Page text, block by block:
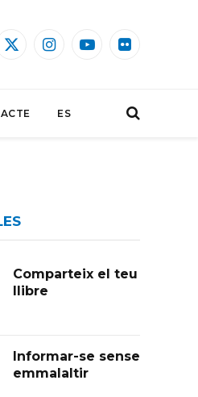
X
InstagramYouTubeFlickr
ES
Comparteix el teu
llibre
Informar-se sense
emmalaltir